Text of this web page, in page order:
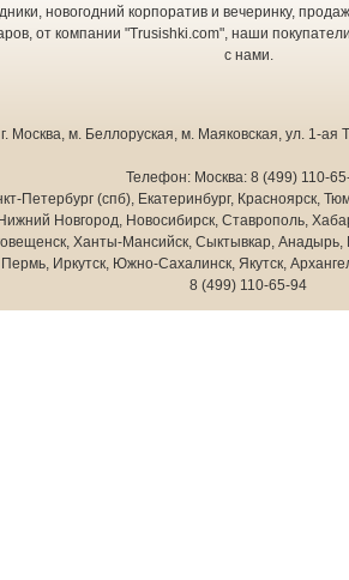
новогодний корпоратив и вечеринку,
от компании "Trusishki.com", наши
с нами.
г. Москва, м. Беллоруская, м. Маяковская, ул. 1-ая
Телефон: Москва: 8 (499) 110-
Петербург (спб), Екатеринбург, Красноярск,
Нижний Новгород, Новосибирск, Ставрополь,
Ханты-Мансийск, Сыктывкар, Анадырь,
Пермь, Иркутск, Южно-Сахалинск, Якутск,
8 (499) 110-65-94